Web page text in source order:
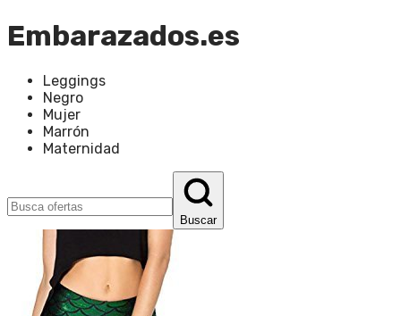
Embarazados.es
Leggings
Negro
Mujer
Marrón
Maternidad
Buscar